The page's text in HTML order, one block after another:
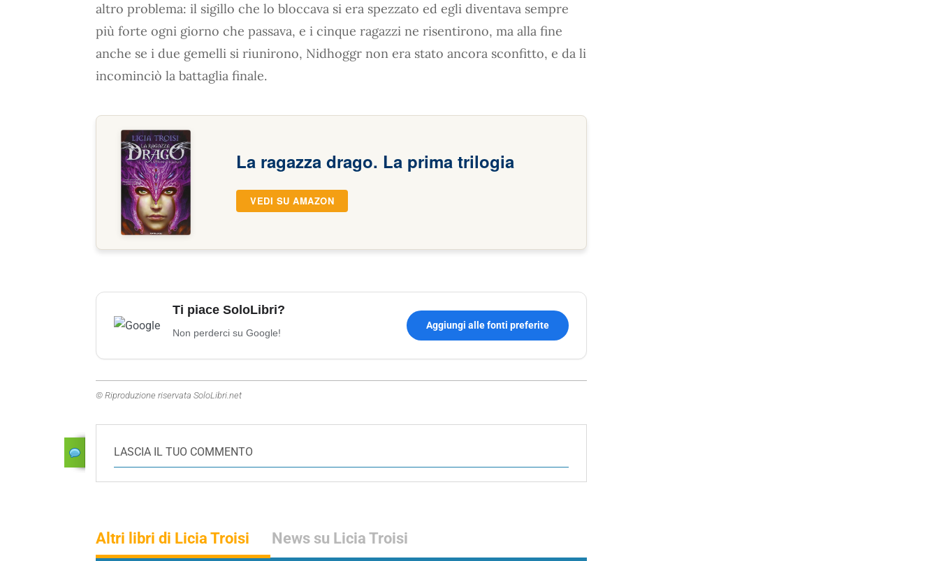
altro problema: il sigillo che lo bloccava si era spezzato ed egli diventava sempre
più forte ogni giorno che passava, e i cinque ragazzi ne risentirono, ma alla fine
anche se i due gemelli si riunirono, Nidhoggr non era stato ancora sconfitto, e da li
incominciò la battaglia finale.
La ragazza drago. La prima trilogia
VEDI SU AMAZON
Ti piace SoloLibri?
Non perderci su Google!
Aggiungi alle fonti preferite
© Riproduzione riservata SoloLibri.net
LASCIA IL TUO COMMENTO
Altri libri di Licia Troisi News su Licia Troisi